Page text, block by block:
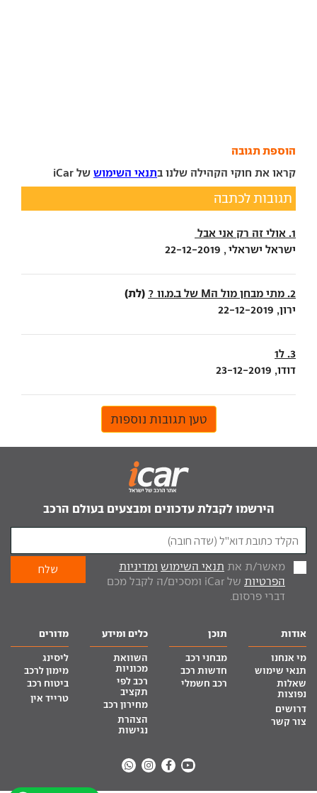
הוספת תגובה
קראו את חוקי הקהילה שלנו בתנאי השימוש של iCar
תגובות לכתבה
1. אולי זה רק אני אבל
ישראל ישראלי , 22-12-2019
2. מתי מבחן מול הM של ב.מ.וו ? (לת)
ירון, 22-12-2019
3. ל1
דודו, 23-12-2019
טען תגובות נוספות
הירשמו לקבלת עדכונים ומבצעים בעולם הרכב
מאשר/ת את תנאי השימוש ומדיניות
הפרטיות
של iCar ומסכים/ה לקבל מכם
דברי פרסום.
אודות
מי אנחנו
תנאי שימוש
שאלות
נפוצות
דרושים
צור קשר
תוכן
מבחני רכב
חדשות רכב
רכב חשמלי
כלים ומידע
השוואת
מכוניות
רכב לפי
תקציב
מחירון רכב
הצהרת
נגישות
מדורים
ליסינג
מימון לרכב
ביטוח רכב
טרייד אין